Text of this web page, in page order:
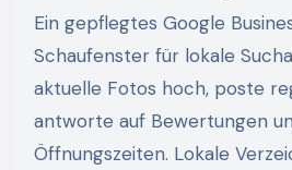
Ein gepflegtes Google
Schaufenster für lokale
aktuelle Fotos hoch, poste
antworte auf Bewertungen
Öffnungszeiten. Lokale